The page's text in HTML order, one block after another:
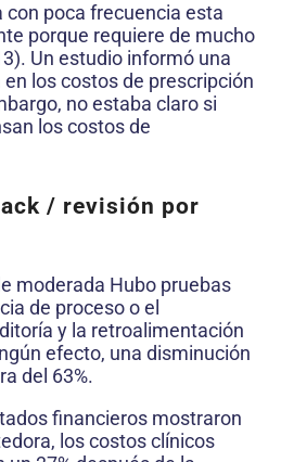
con poca frecuencia esta
porque requiere de mucho
Un estudio informó una
los costos de prescripción
no estaba claro si
los costos de
/ revisión por
moderada Hubo pruebas
de proceso o el
y la retroalimentación
efecto, una disminución
del 63%.
financieros mostraron
los costos clínicos